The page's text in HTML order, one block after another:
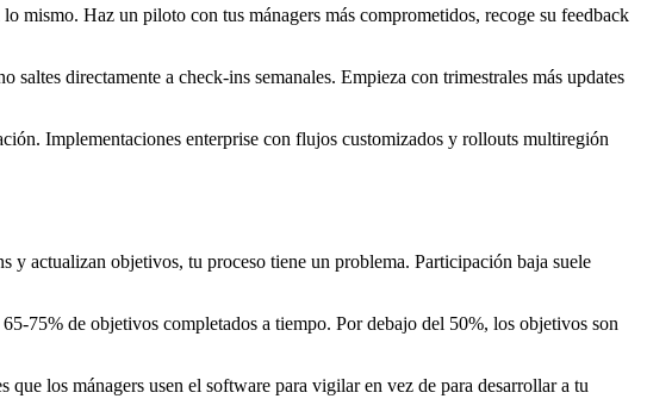
mismo. Haz un piloto con tus mánagers más comprometidos, recoge su feedback
directamente a check-ins semanales. Empieza con trimestrales más updates
Implementaciones enterprise con flujos customizados y rollouts multiregión
y actualizan objetivos, tu proceso tiene un problema. Participación baja suele
75% de objetivos completados a tiempo. Por debajo del 50%, los objetivos son
los mánagers usen el software para vigilar en vez de para desarrollar a tu